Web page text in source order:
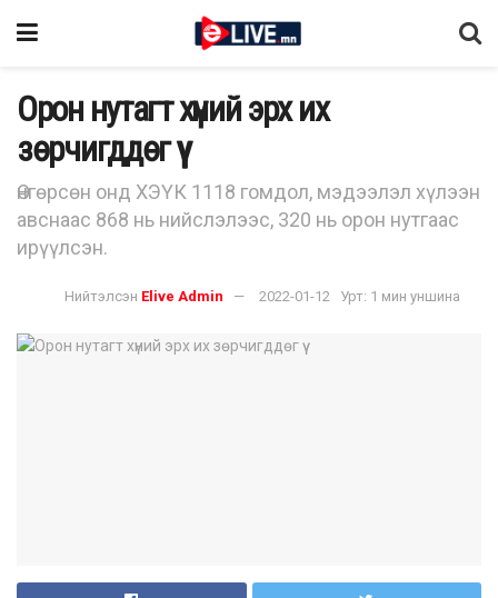
Орон нутагт хүний эрх их
зөрчигддөг үү
Өнгөрсөн онд ХЭҮК 1118 гомдол, мэдээлэл хүлээн
авснаас 868 нь нийслэлээс, 320 нь орон нутгаас
ирүүлсэн.
Нийтэлсэн Elive Admin 2022-01-12 Урт: 1 мин уншина